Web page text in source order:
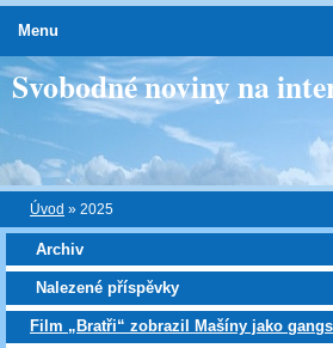
Svobodné noviny na
Úvod » 2025
Archiv
Nalezené příspěvky
Film „Bratři“ zobrazil Mašíny jako
Menu